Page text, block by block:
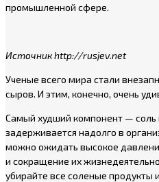
промышленной сфере.
Источник http://rusjev.net
Ученые всего мира стали
сыров. И этим, конечно, очень
Самый худший компонент — соль
задерживается надолго в
можно ожидать высокое
и сокращение их
убирайте все соленые продукты